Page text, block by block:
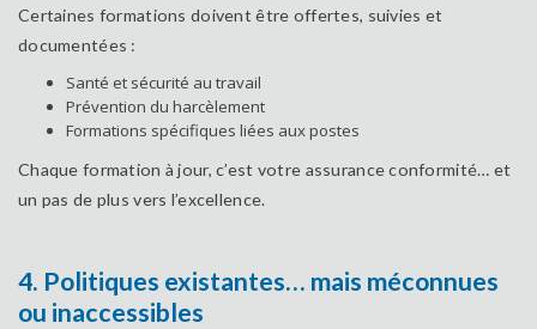
Certaines formations doivent être offertes, suivies et
documentées :
Santé et sécurité au travail
Prévention du harcèlement
Formations spécifiques liées aux postes
Chaque formation à jour, c’est votre assurance conformité… et
un pas de plus vers l’excellence.
4. Politiques existantes… mais méconnues
ou inaccessibles